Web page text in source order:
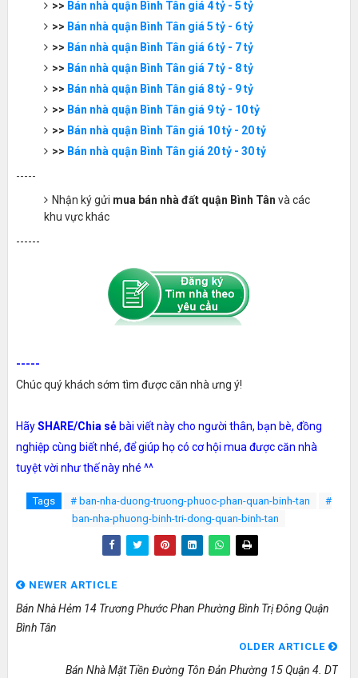
>> Bán nhà quận Bình Tân giá 4 tỷ - 5 tỷ
>> Bán nhà quận Bình Tân giá 5 tỷ - 6 tỷ
>> Bán nhà quận Bình Tân giá 6 tỷ - 7 tỷ
>> Bán nhà quận Bình Tân giá 7 tỷ - 8 tỷ
>> Bán nhà quận Bình Tân giá 8 tỷ - 9 tỷ
>> Bán nhà quận Bình Tân giá 9 tỷ - 10 tỷ
>> Bán nhà quận Bình Tân giá 10 tỷ - 20 tỷ
>> Bán nhà quận Bình Tân giá 20 tỷ - 30 tỷ
-----
Nhận ký gửi mua bán nhà đất quận Bình Tân và các
khu vực khác
------
-----
Chúc quý khách sớm tìm được căn nhà ưng ý!
HãySHARE/Chia sẻbài viết này cho người thân, bạn bè, đồng
nghiệp cùng biết nhé, để giúp họ có cơ hội mua được căn nhà
tuyệt vời như thế này nhé ^^
Tags # ban-nha-duong-truong-phuoc-phan-quan-binh-tan
#
ban-nha-phuong-binh-tri-dong-quan-binh-tan
NEWER ARTICLE
Bán Nhà Hẻm 14 Trương Phước Phan Phường Bình Trị Đông Quận
Bình Tân
OLDER ARTICLE
Bán Nhà Mặt Tiền Đường Tôn Đản Phường 15 Quận 4. DT